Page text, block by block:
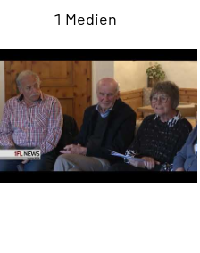
1 Medien